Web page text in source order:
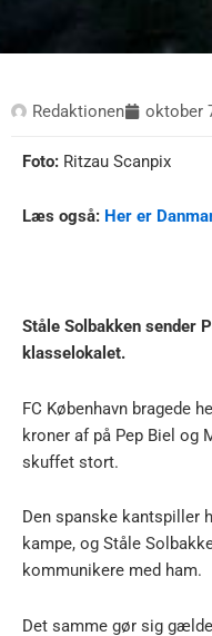
Redaktionen oktober
Foto: Ritzau Scanpix
Læs også: Her er
Ståle Solbakken sender
klasselokalet.
FC København bragede
kroner af på Pep Biel og
skuffet stort.
Den spanske kantspiller
kampe, og Ståle
kommunikere med ham.
Det samme gør sig